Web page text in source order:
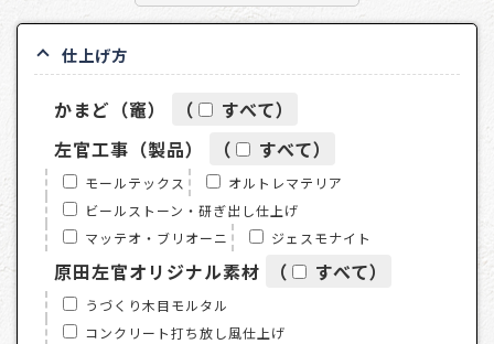
仕上げ方
かまど（竈） （ すべて）
左官工事（製品）
（ すべて）
モールテックス
オルトレマテリア
ビールストーン・研ぎ出し仕上げ
マッテオ・ブリオーニ
ジェスモナイト
原田左官オリジナル素材 （ すべて）
うづくり木目モルタル
コンクリート打ち放し風仕上げ